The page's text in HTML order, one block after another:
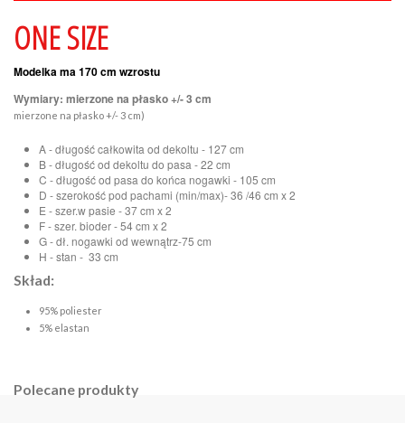
ONE SIZE
Modelka ma 170 cm wzrostu
Wymiary: mierzone na płasko +/- 3 cm
mierzone na płasko +/- 3 cm)
A - długość całkowita od dekoltu - 127 cm
B - długość od dekoltu do pasa - 22 cm
C - długość od pasa do końca nogawki - 105 cm
D - szerokość pod pachami (min/max)- 36 /46 cm x 2
E - szer.w pasie - 37 cm x 2
F - szer. bioder - 54 cm x 2
G - dł. nogawki od wewnątrz-75 cm
H - stan - 33 cm
Skład:
95% poliester
5% elastan
Polecane produkty